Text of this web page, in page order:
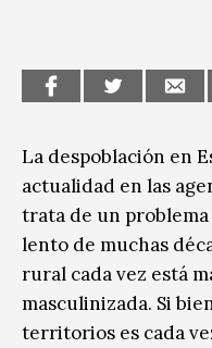
Sin categoría
La despoblación en
actualidad en las
trata de un
lento de muchas
rural cada vez está
masculinizada. Si
territorios es cada